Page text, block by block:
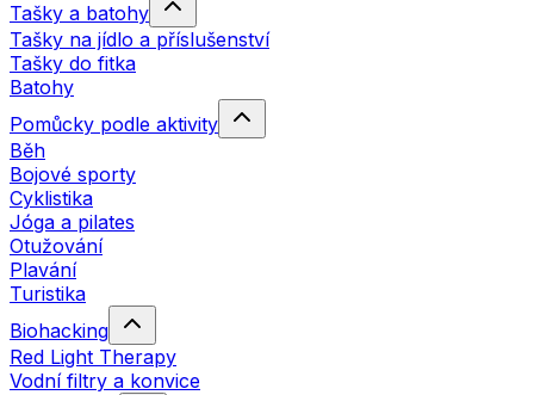
Tašky a batohy
Tašky na jídlo a příslušenství
Tašky do fitka
Batohy
Pomůcky podle aktivity
Běh
Bojové sporty
Cyklistika
Jóga a pilates
Otužování
Plavání
Turistika
Biohacking
Red Light Therapy
Vodní filtry a konvice